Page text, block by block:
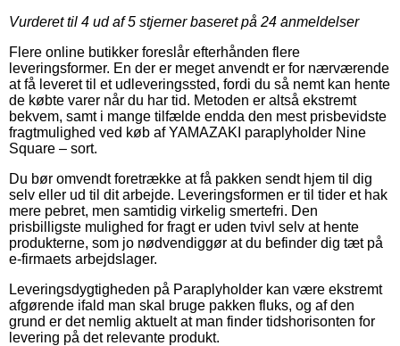
Vurderet til 4 ud af 5 stjerner baseret på 24 anmeldelser
Flere online butikker foreslår efterhånden flere
leveringsformer. En der er meget anvendt er for nærværende
at få leveret til et udleveringssted, fordi du så nemt kan hente
de købte varer når du har tid. Metoden er altså ekstremt
bekvem, samt i mange tilfælde endda den mest prisbevidste
fragtmulighed ved køb af YAMAZAKI paraplyholder Nine
Square – sort.
Du bør omvendt foretrække at få pakken sendt hjem til dig
selv eller ud til dit arbejde. Leveringsformen er til tider et hak
mere pebret, men samtidig virkelig smertefri. Den
prisbilligste mulighed for fragt er uden tvivl selv at hente
produkterne, som jo nødvendiggør at du befinder dig tæt på
e-firmaets arbejdslager.
Leveringsdygtigheden på Paraplyholder kan være ekstremt
afgørende ifald man skal bruge pakken fluks, og af den
grund er det nemlig aktuelt at man finder tidshorisonten for
levering på det relevante produkt.